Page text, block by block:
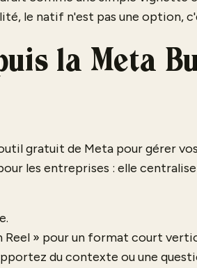
le natif n'est pas une option,
la Meta
gratuit de Meta pour gérer
les entreprises : elle
Reel » pour un format court
du contexte ou une